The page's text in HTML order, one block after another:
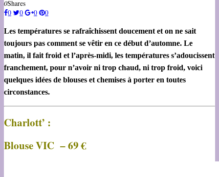
0Shares
0
0 0 0
Les températures se rafraîchissent doucement et on ne sait
toujours pas comment se vêtir en ce début d’automne. Le
matin, il fait froid et l’après-midi, les températures s’adoucissent
franchement, pour n’avoir ni trop chaud, ni trop froid, voici
quelques idées de blouses et chemises à porter en toutes
circonstances.
Charlott’ :
Blouse VIC – 69 €